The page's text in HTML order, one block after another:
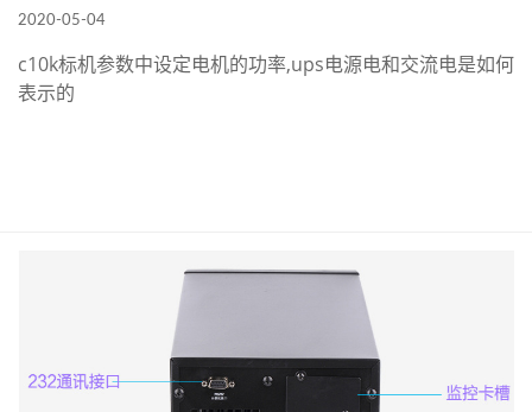
2020-05-04
c10k标机参数中设定电机的功率,ups电源电和交流电是如何
表示的